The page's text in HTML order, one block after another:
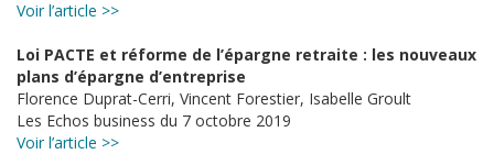
Voir l’article >>
Loi PACTE et réforme de l’épargne retraite : les nouveaux
plans d’épargne d’entreprise
Florence Duprat-Cerri, Vincent Forestier, Isabelle Groult
Les Echos business du 7 octobre 2019
Voir l’article >>